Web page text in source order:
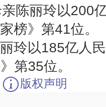
陈丽玲以200
榜》第41位。
玲以185亿人
第35位。
版权声明